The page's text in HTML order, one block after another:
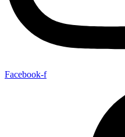
Facebook-f